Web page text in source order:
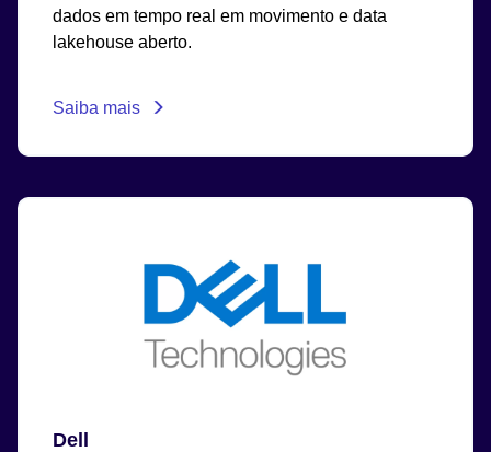
dados em tempo real em movimento e data
lakehouse aberto.
Saiba mais
Dell